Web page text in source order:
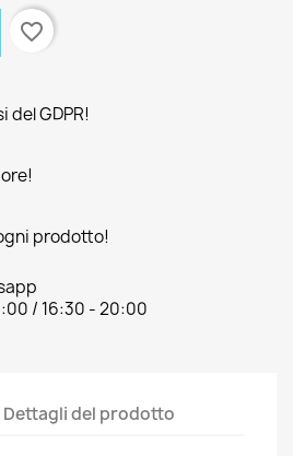
favorite_border
del GDPR!
prodotto!
/ 16:30 - 20:00
Dettagli del prodotto